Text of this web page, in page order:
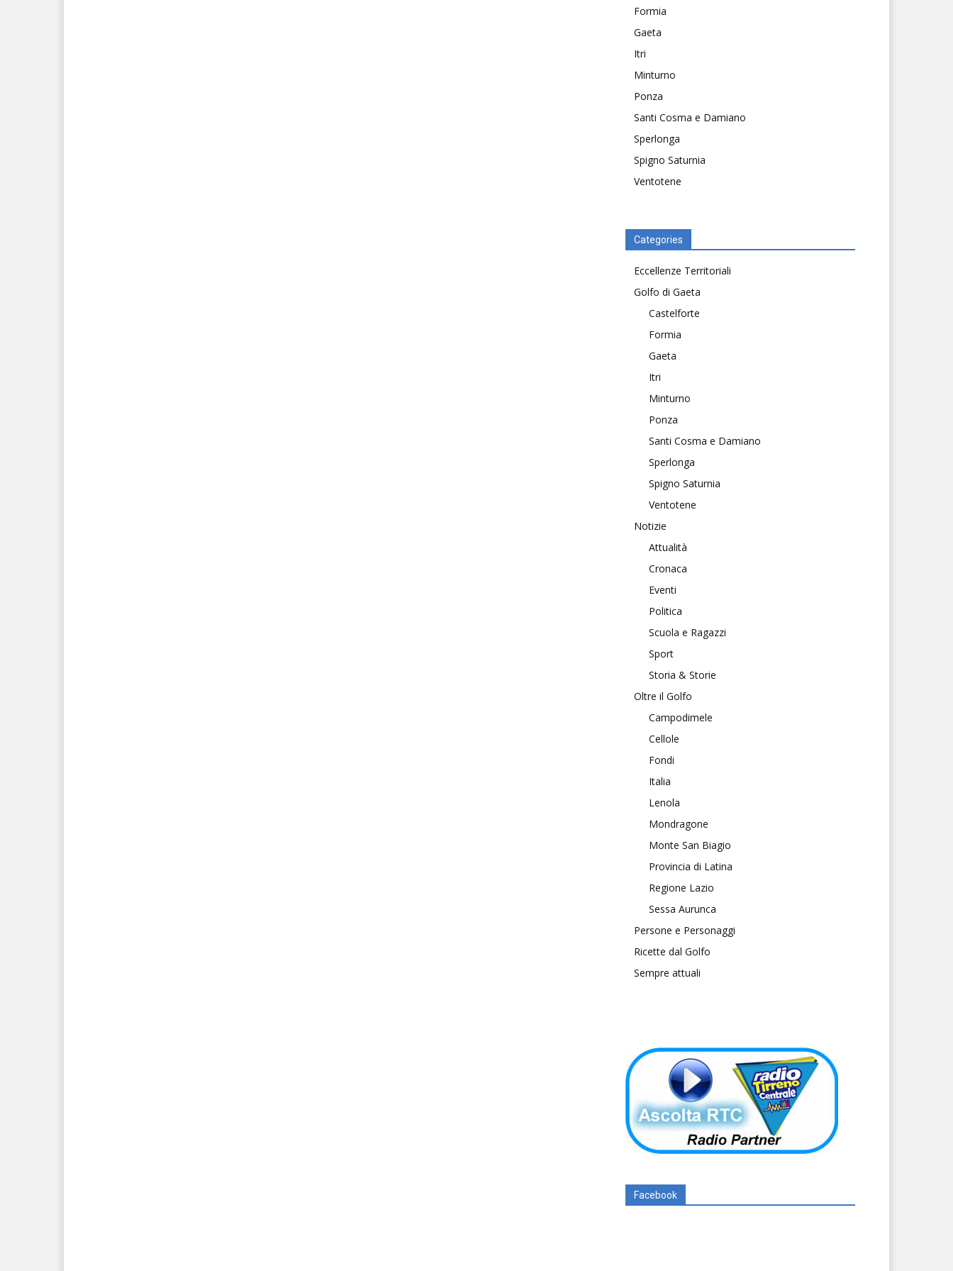
Formia
Gaeta
Itri
Minturno
Ponza
Santi Cosma e Damiano
Sperlonga
Spigno Saturnia
Ventotene
Categories
Eccellenze Territoriali
Golfo di Gaeta
Castelforte
Formia
Gaeta
Itri
Minturno
Ponza
Santi Cosma e Damiano
Sperlonga
Spigno Saturnia
Ventotene
Notizie
Attualità
Cronaca
Eventi
Politica
Scuola e Ragazzi
Sport
Storia & Storie
Oltre il Golfo
Campodimele
Cellole
Fondi
Italia
Lenola
Mondragone
Monte San Biagio
Provincia di Latina
Regione Lazio
Sessa Aurunca
Persone e Personaggi
Ricette dal Golfo
Sempre attuali
Facebook